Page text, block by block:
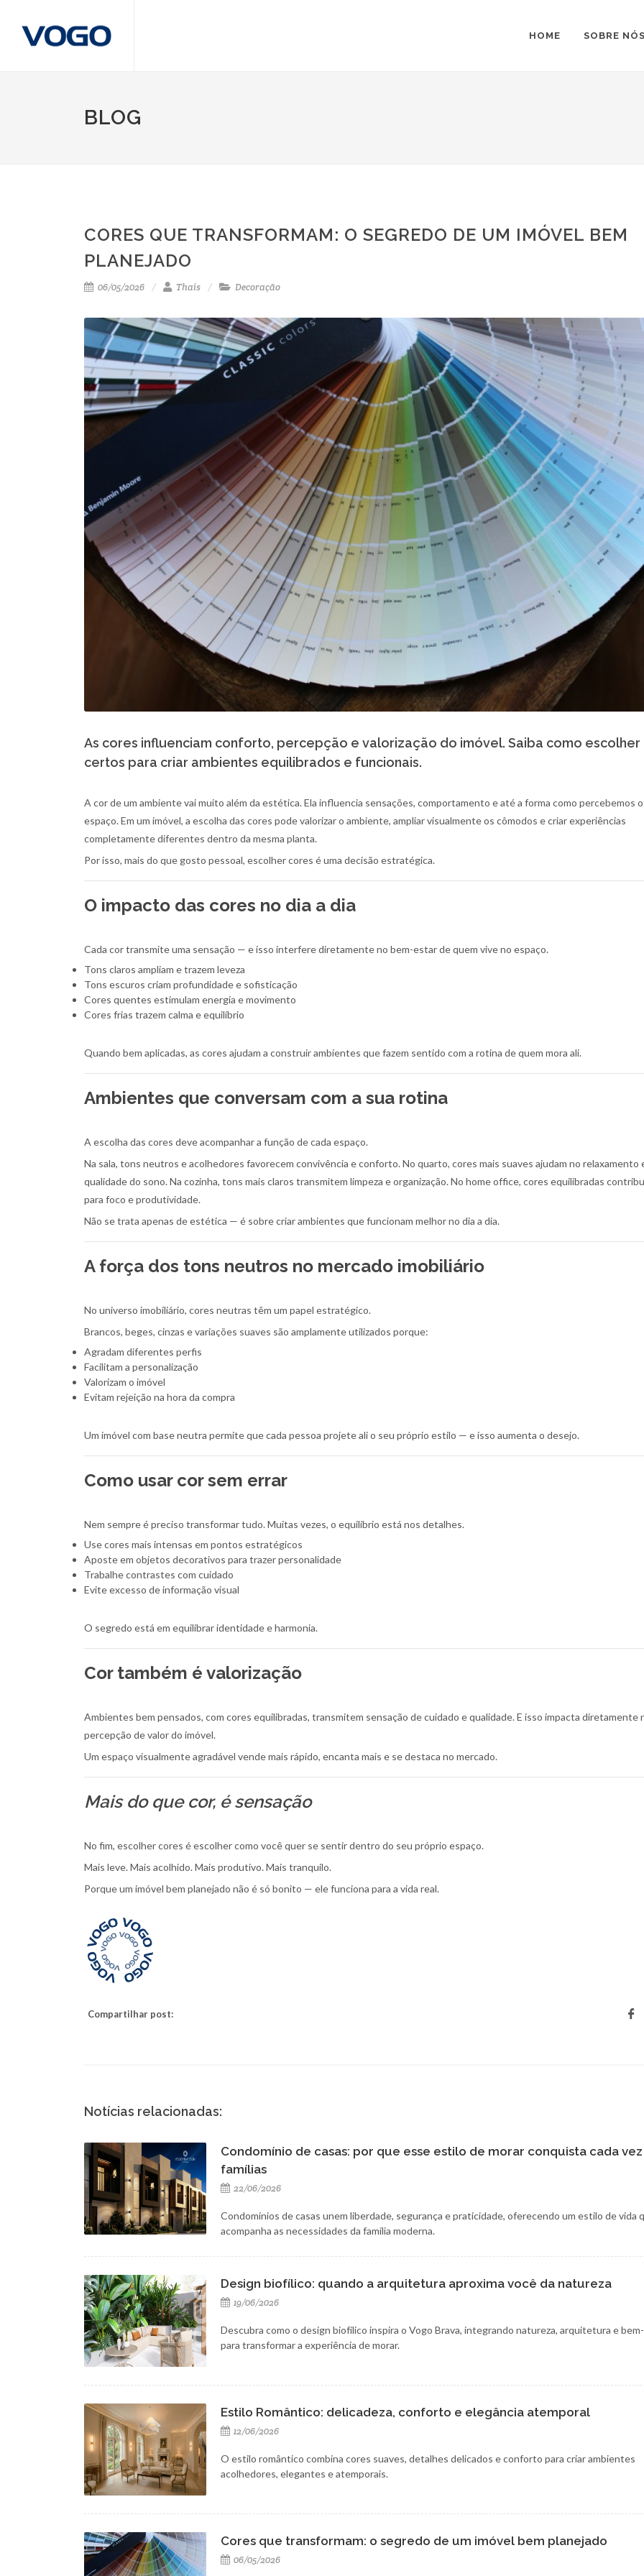
HOME SOBRE
BLOG
CORES QUE TRANSFORMAM: O SEGREDO DE UM IMÓVEL BEM
PLANEJADO
06/05/2026 Thais Decoração
As cores influenciam conforto, percepção e valorização do imóvel. Saiba como escolher
certos para criar ambientes equilibrados e funcionais.
A cor de um ambiente vai muito além da estética. Ela influencia sensações, comportamento e até a forma como percebemos o
espaço. Em um imóvel, a escolha das cores pode valorizar o ambiente, ampliar visualmente os cômodos e criar experiências
completamente diferentes dentro da mesma planta.
Por isso, mais do que gosto pessoal, escolher cores é uma decisão estratégica.
O impacto das cores no dia a dia
Cada cor transmite uma sensação — e isso interfere diretamente no bem-estar de quem vive no espaço.
Tons claros ampliam e trazem leveza
Tons escuros criam profundidade e sofisticação
Cores quentes estimulam energia e movimento
Cores frias trazem calma e equilíbrio
Quando bem aplicadas, as cores ajudam a construir ambientes que fazem sentido com a rotina de quem mora ali.
Ambientes que conversam com a sua rotina
A escolha das cores deve acompanhar a função de cada espaço.
Na sala, tons neutros e acolhedores favorecem convivência e conforto. No quarto, cores mais suaves ajudam no relaxamento
qualidade do sono. Na cozinha, tons mais claros transmitem limpeza e organização. No home office, cores equilibradas
para foco e produtividade.
Não se trata apenas de estética — é sobre criar ambientes que funcionam melhor no dia a dia.
A força dos tons neutros no mercado imobiliário
No universo imobiliário, cores neutras têm um papel estratégico.
Brancos, beges, cinzas e variações suaves são amplamente utilizados porque:
Agradam diferentes perfis
Facilitam a personalização
Valorizam o imóvel
Evitam rejeição na hora da compra
Um imóvel com base neutra permite que cada pessoa projete ali o seu próprio estilo — e isso aumenta o desejo.
Como usar cor sem errar
Nem sempre é preciso transformar tudo. Muitas vezes, o equilíbrio está nos detalhes.
Use cores mais intensas em pontos estratégicos
Aposte em objetos decorativos para trazer personalidade
Trabalhe contrastes com cuidado
Evite excesso de informação visual
O segredo está em equilibrar identidade e harmonia.
Cor também é valorização
Ambientes bem pensados, com cores equilibradas, transmitem sensação de cuidado e qualidade. E isso impacta diretamente
percepção de valor do imóvel.
Um espaço visualmente agradável vende mais rápido, encanta mais e se destaca no mercado.
Mais do que cor, é sensação
No fim, escolher cores é escolher como você quer se sentir dentro do seu próprio espaço.
Mais leve. Mais acolhido. Mais produtivo. Mais tranquilo.
Porque um imóvel bem planejado não é só bonito — ele funciona para a vida real.
Compartilhar post:
Notícias relacionadas:
Condomínio de casas: por que esse estilo de morar conquista cada
famílias
22/06/2026
Condomínios de casas unem liberdade, segurança e praticidade, oferecendo um estilo de vida
acompanha as necessidades da família moderna.
Design biofílico: quando a arquitetura aproxima você da natureza
19/06/2026
Descubra como o design biofílico inspira o Vogo Brava, integrando natureza, arquitetura e
para transformar a experiência de morar.
Estilo Romântico: delicadeza, conforto e elegância atemporal
12/06/2026
O estilo romântico combina cores suaves, detalhes delicados e conforto para criar ambientes
acolhedores, elegantes e atemporais.
Cores que transformam: o segredo de um imóvel bem planejado
06/05/2026